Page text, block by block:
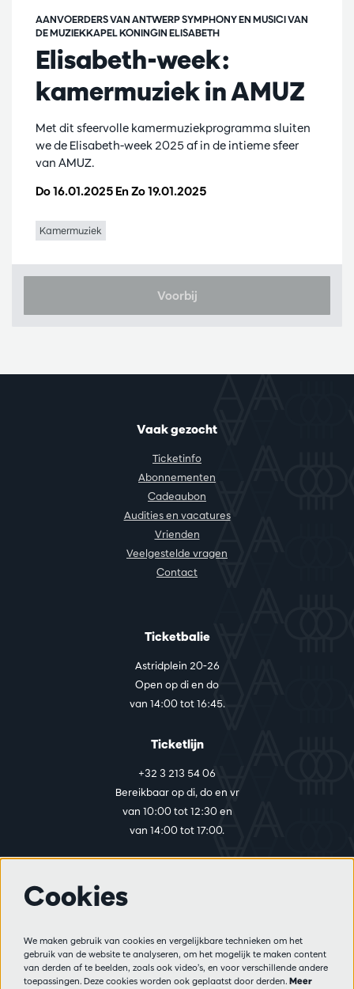
Elisabeth-week:
kamermuziek in AMUZ
AANVOERDERS VAN ANTWERP SYMPHONY EN MUSICI VAN
DE MUZIEKKAPEL KONINGIN ELISABETH
Do 16.01.2025 EnZo 19.01.2025
Met dit sfeervolle kamermuziekprogramma sluiten
we de Elisabeth-week 2025 af in de intieme sfeer
van AMUZ.
Kamermuziek
Voorbij
Vaak gezocht
Ticketinfo
Abonnementen
Cadeaubon
Audities en vacatures
Vrienden
Veelgestelde vragen
Contact
Ticketbalie
Astridplein 20-26
Open op di en do
van 14:00 tot 16:45.
Ticketlijn
+32 3 213 54 06
Bereikbaar op di, do en vr
van 10:00 tot 12:30 en
van 14:00 tot 17:00.
Privacy
Verkoopsvoorwaarden
Pers
Cookies
We maken gebruik van cookies en vergelijkbare technieken om het
gebruik van de website te analyseren, om het mogelijk te maken content
van derden af te beelden, zoals ook video’s, en voor verschillende andere
toepassingen. Deze cookies worden ook geplaatst door derden. Meer